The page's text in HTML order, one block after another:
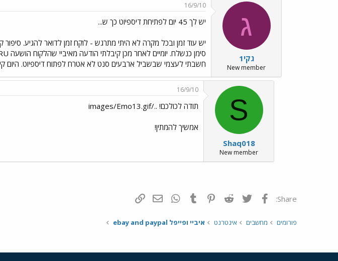
ג
גקי1
New member
16/9/10
יש לך 45 יום לפתיחת דיספיוט כך ש...
יש עוד זמן ובכל מקרה לא היתי מתרגש - לוקח זמן לדואר להגיע. סיפור
חשבתי לעצמי שבשביל ארבעים סנט לא אטרח לפתוח דיספיוט. היום
S
Shaq018
New member
16/9/10
תודה לכולכם! ../images/Emo13.gif
אמשיך להמתין!
Share: פייסבוק Twitter
Reddit
Pinterest
Tumblr
WhatsAppדואר אלקטרוני
פורומים מחשבים אינטרנט איביי ופייפל ebay and paypal